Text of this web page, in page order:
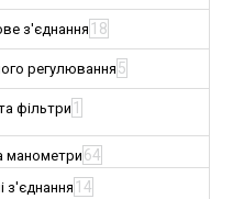
з'єднання 18
регулювання 5
фільтри 1
манометри 64
з'єднання 14